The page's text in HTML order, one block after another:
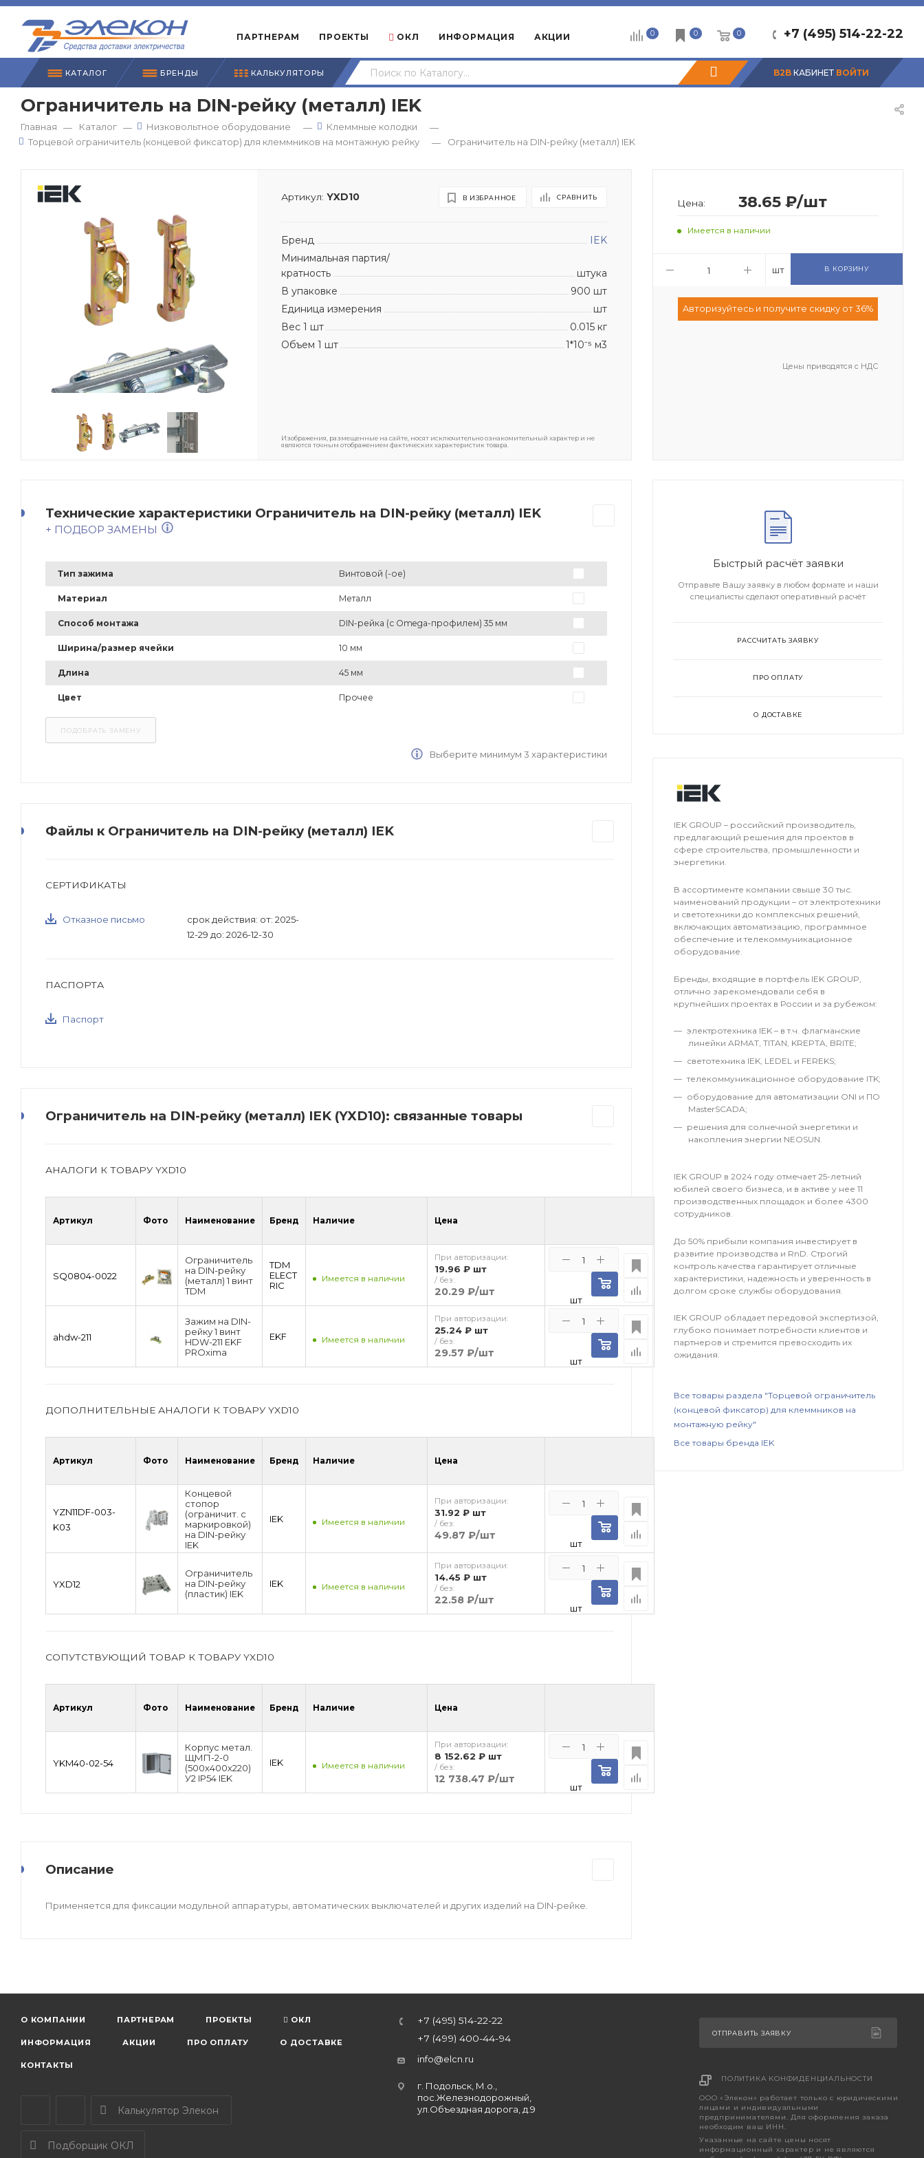
ПАРТНЕРАМ ПРОЕКТЫ ОКЛ ИНФОРМАЦИЯ АКЦИИ +7 (495) 514-22-22
0 0 0
B2B КАБИНЕТ ВОЙТИ
КАТАЛОГ БРЕНДЫ КАЛЬКУЛЯТОРЫ
Ограничитель на DIN-рейку (металл) IEK
Главная — Каталог — Низковольтное оборудование — Клеммные колодки
—
Торцевой ограничитель (концевой фиксатор) для клеммников на монтажную рейку
— Ограничитель на DIN-рейку (металл) IEK
Артикул: YXD10 В ИЗБРАННОЕ СРАВНИТЬ
Бренд
IEK
Минимальная партия/
кратность
штука
В упаковке
900 шт
Единица измерения
шт
Вес 1 шт
0.015 кг
Объем 1 шт
1*10⁻⁵ м3
Изображения, размещенные на сайте, носят исключительно ознакомительный характер и не
являются точным отображением фактических характеристик товара.
Цена: 38.65 ₽/шт
Имеется в наличии
шт В КОРЗИНУ
Aвторизуйтесь и получите скидку от 36%
Цены приводятся с НДС
Технические характеристики Ограничитель на DIN-рейку (металл) IEK
+ ПОДБОР ЗАМЕНЫ
Тип зажима Винтовой (-ое)
Материал Металл
Способ монтажа DIN-рейка (с Omega-профилем) 35 мм
Ширина/размер ячейки 10 мм
Длина 45 мм
Цвет Прочее
Выберите минимум 3 характеристики
Файлы к Ограничитель на DIN-рейку (металл) IEK
СЕРТИФИКАТЫ
Отказное письмо
срок действия: от: 2025-
12-29 до: 2026-12-30
ПАСПОРТА
Паспорт
Ограничитель на DIN-рейку (металл) IEK (YXD10): связанные товары
АНАЛОГИ К ТОВАРУ YXD10
Артикул Фото Наименование Бренд Наличие Цена
SQ0804-0022
Ограничитель
на DIN-рейку
(металл) 1 винт
TDM
TDM
ЕLECT
RIC
Имеется в наличии
При авторизации:
19.96 ₽ шт
/ без:
20.29 ₽/шт
шт
ahdw-211
Зажим на DIN-
рейку 1 винт
HDW-211 EKF
PROxima
EKF Имеется в наличии
При авторизации:
25.24 ₽ шт
/ без:
29.57 ₽/шт
шт
ДОПОЛНИТЕЛЬНЫЕ АНАЛОГИ К ТОВАРУ YXD10
Артикул Фото Наименование Бренд Наличие Цена
YZN11DF-003-
K03
Концевой
стопор
(ограничит. с
маркировкой)
на DIN-рейку
IEK
IEK Имеется в наличии
При авторизации:
31.92 ₽ шт
/ без:
49.87 ₽/шт
шт
YXD12
Ограничитель
на DIN-рейку
(пластик) IEK
IEK Имеется в наличии
При авторизации:
14.45 ₽ шт
/ без:
22.58 ₽/шт
шт
СОПУТСТВУЮЩИЙ ТОВАР К ТОВАРУ YXD10
Артикул Фото Наименование Бренд Наличие Цена
YKM40-02-54
Корпус метал.
ЩМП-2-0
(500х400х220)
У2 IP54 IEK
IEK Имеется в наличии
При авторизации:
8 152.62 ₽ шт
/ без:
12 738.47 ₽/шт
шт
Описание
Применяется для фиксации модульной аппаратуры, автоматических выключателей и других изделий на DIN-рейке.
Быстрый расчёт заявки
Отправьте Вашу заявку в любом формате и наши
специалисты сделают оперативный расчёт
РАССЧИТАТЬ ЗАЯВКУ
ПРО ОПЛАТУ
О ДОСТАВКЕ
IEK GROUP – российский производитель,
предлагающий решения для проектов в
сфере строительства, промышленности и
энергетики.
В ассортименте компании свыше 30 тыс.
наименований продукции – от электротехники
и светотехники до комплексных решений,
включающих автоматизацию, программное
обеспечение и телекоммуникационное
оборудование.
Бренды, входящие в портфель IEK GROUP,
отлично зарекомендовали себя в
крупнейших проектах в России и за рубежом:
электротехника IEK – в т.ч. флагманские
линейки ARMAT, TITAN, KREPTA, BRITE;
светотехника IEK, LEDEL и FEREKS;
телекоммуникационное оборудование ITK;
оборудование для автоматизации ONI и ПО
MasterSCADA;
решения для солнечной энергетики и
накопления энергии NEOSUN.
IEK GROUP в 2024 году отмечает 25-летний
юбилей своего бизнеса, и в активе у нее 11
производственных площадок и более 4300
сотрудников.
До 50% прибыли компания инвестирует в
развитие производства и RnD. Строгий
контроль качества гарантирует отличные
характеристики, надежность и уверенность в
долгом сроке службы оборудования.
IEK GROUP обладает передовой экспертизой,
глубоко понимает потребности клиентов и
партнеров и стремится превосходить их
ожидания.
Все товары раздела "Торцевой ограничитель
(концевой фиксатор) для клеммников на
монтажную рейку"
Все товары бренда IEK
О КОМПАНИИ ПАРТНЕРАМ ПРОЕКТЫ ОКЛ
ИНФОРМАЦИЯ АКЦИИ ПРО ОПЛАТУ О ДОСТАВКЕ
КОНТАКТЫ
Калькулятор Элекон
Подборщик ОКЛ
+7 (495) 514-22-22
+7 (499) 400-44-94
info@elcn.ru
г. Подольск, М.о.,
пос.Железнодорожный,
ул.Объездная дорога, д.9
ОТПРАВИТЬ ЗАЯВКУ
ПОЛИТИКА КОНФИДЕНЦИАЛЬНОСТИ
ООО «Элекон» работает только с юридическими
лицами и индивидуальными
предпринимателями. Для оформления заказа
необходим ваш ИНН.
Указанные на сайте цены носят
информационный характер и не являются